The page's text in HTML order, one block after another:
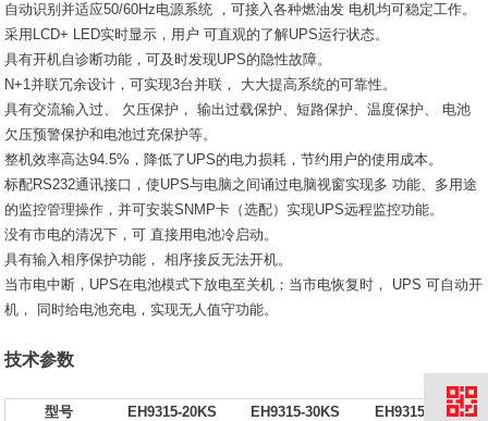
自动识别并适应50/60Hz电源系统 ，可接入各种燃油发 电机均可稳定工作。
采用LCD+ LED实时显示，用户 可直观的了解UPS运行状态。
具有开机自诊断功能，可及时发现UPS的隐性故障。
N+1并联冗余设计，可实现3台并联， 大大提高系统的可靠性。
具有交流输入过、 欠压保护， 输出过载保护、短路保护、温度保护、 电池
欠压预警保护和电池过充保护等。
整机效率高达94.5%，降低了UPS的电力损耗，节约用户的使用成本。
标配RS232通讯接口，使UPS与电脑之间诵过电脑视窗实现多 功能、多用途
的监控管理操作，并可安装SNMP卡（选配）实现UPS远程监控功能。
没有市电的清况下，可 直接用电池冷启动。
具有输入相序保护功能， 相序接反无法开机。
当市电中断，UPS在电池模式下放电至关机；当市电恢复时， UPS 可自动开
机， 同时给电池充电，实现无人值守功能。
技术参数
型号 EH9315-20KS EH9315-30KS EH9315-40KS